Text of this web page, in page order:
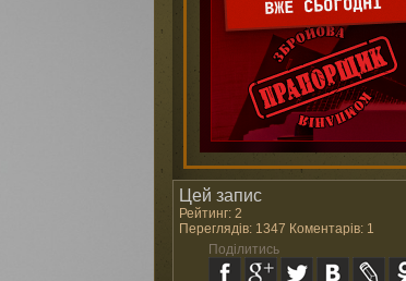
Цей запис
Рейтинг: 2
Переглядів: 1347 Коментарів: 1
Поділитись